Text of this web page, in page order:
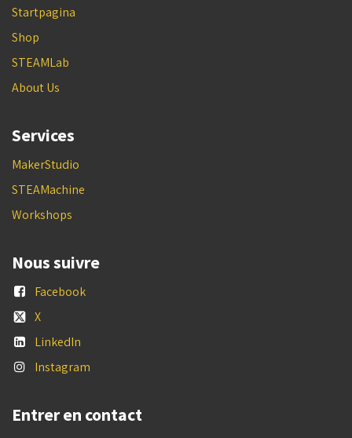
Startpagina
Shop
STEAMLab
About Us
Services
MakerStudio
STEAMachine
Workshops
Nous suivre
Facebook
X
LinkedIn
Instagram
Entrer en contact